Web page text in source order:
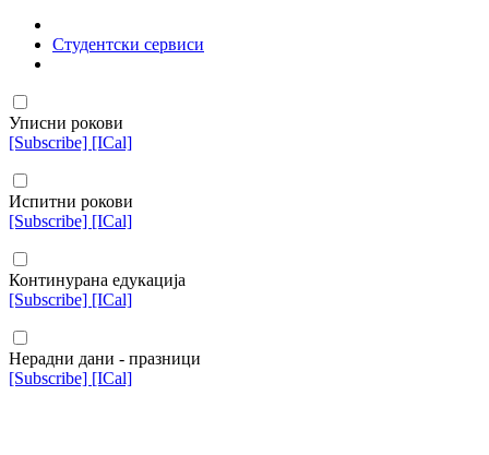
Студентски сервиси
Уписни рокови
[Subscribe] [ICal]
Испитни рокови
[Subscribe] [ICal]
Континурана едукација
[Subscribe] [ICal]
Нерадни дани - празници
[Subscribe] [ICal]